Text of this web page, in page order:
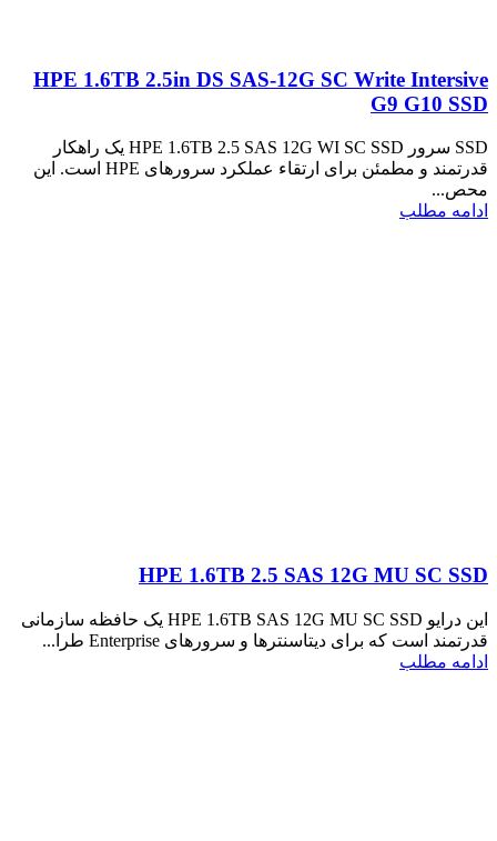
HPE 1.6TB 2.5in DS SAS-12G SC Write Intersive
G9 G10 SSD
SSD سرور HPE 1.6TB 2.5 SAS 12G WI SC SSD یک راهکار
قدرتمند و مطمئن برای ارتقاء عملکرد سرورهای HPE است. این
محص...
ادامه مطلب
HPE 1.6TB 2.5 SAS 12G MU SC SSD
این درایو HPE 1.6TB SAS 12G MU SC SSD یک حافظه سازمانی
قدرتمند است که برای دیتاسنترها و سرورهای Enterprise طرا...
ادامه مطلب